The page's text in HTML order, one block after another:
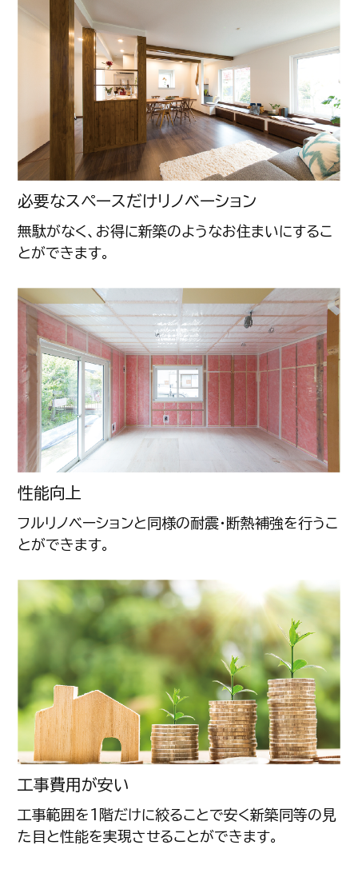
必要なスペースだけリノベーション
無駄がなく、お得に新築のようなお住まいにするこ
とができます。
性能向上
フルリノベーションと同様の耐震・断熱補強を行うこ
とができます。
工事費用が安い
工事範囲を1階だけに絞ることで安く新築同等の見
た目と性能を実現させることができます。